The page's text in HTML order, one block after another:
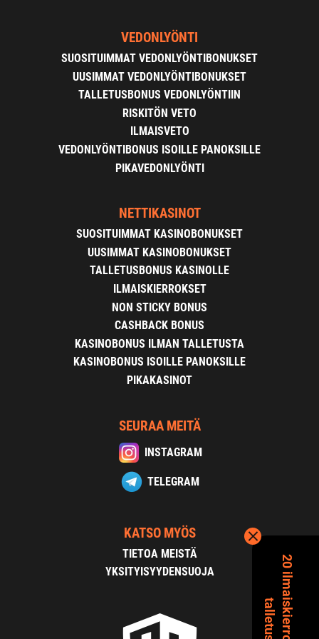
VEDONLYÖNTI
SUOSITUIMMAT VEDONLYÖNTIBONUKSET
UUSIMMAT VEDONLYÖNTIBONUKSET
TALLETUSBONUS VEDONLYÖNTIIN
RISKITÖN VETO
ILMAISVETO
VEDONLYÖNTIBONUS ISOILLE PANOKSILLE
PIKAVEDONLYÖNTI
NETTIKASINOT
SUOSITUIMMAT KASINOBONUKSET
UUSIMMAT KASINOBONUKSET
TALLETUSBONUS KASINOLLE
ILMAISKIERROKSET
NON STICKY BONUS
CASHBACK BONUS
KASINOBONUS ILMAN TALLETUSTA
KASINOBONUS ISOILLE PANOKSILLE
PIKAKASINOT
SEURAA MEITÄ
INSTAGRAM
TELEGRAM
KATSO MYÖS
TIETOA MEISTÄ
YKSITYISYYDENSUOJA
i
t